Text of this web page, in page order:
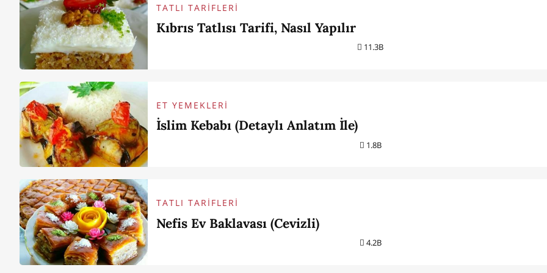
TATLI TARİFLERİ
Kıbrıs Tatlısı Tarifi, Nasıl Yapılır
11.3B
ET YEMEKLERİ
İslim Kebabı (Detaylı Anlatım İle)
1.8B
TATLI TARİFLERİ
Nefis Ev Baklavası (Cevizli)
4.2B